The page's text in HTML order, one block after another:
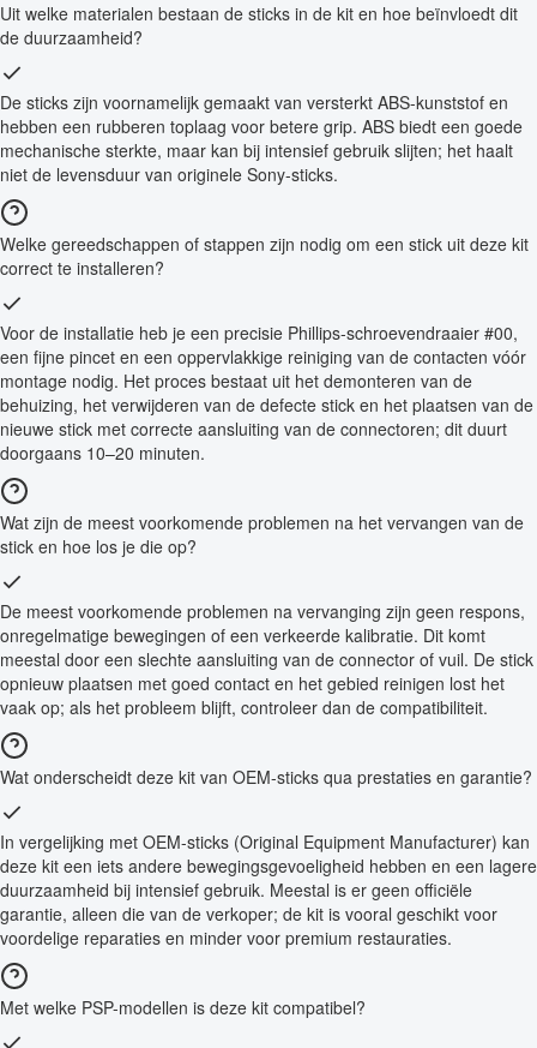
Uit welke materialen bestaan de sticks in de kit en hoe beïnvloedt dit
de duurzaamheid?
De sticks zijn voornamelijk gemaakt van versterkt ABS-kunststof en
hebben een rubberen toplaag voor betere grip. ABS biedt een goede
mechanische sterkte, maar kan bij intensief gebruik slijten; het haalt
niet de levensduur van originele Sony-sticks.
Welke gereedschappen of stappen zijn nodig om een stick uit deze kit
correct te installeren?
Voor de installatie heb je een precisie Phillips-schroevendraaier #00,
een fijne pincet en een oppervlakkige reiniging van de contacten vóór
montage nodig. Het proces bestaat uit het demonteren van de
behuizing, het verwijderen van de defecte stick en het plaatsen van de
nieuwe stick met correcte aansluiting van de connectoren; dit duurt
doorgaans 10–20 minuten.
Wat zijn de meest voorkomende problemen na het vervangen van de
stick en hoe los je die op?
De meest voorkomende problemen na vervanging zijn geen respons,
onregelmatige bewegingen of een verkeerde kalibratie. Dit komt
meestal door een slechte aansluiting van de connector of vuil. De stick
opnieuw plaatsen met goed contact en het gebied reinigen lost het
vaak op; als het probleem blijft, controleer dan de compatibiliteit.
Wat onderscheidt deze kit van OEM-sticks qua prestaties en garantie?
In vergelijking met OEM-sticks (Original Equipment Manufacturer) kan
deze kit een iets andere bewegingsgevoeligheid hebben en een lagere
duurzaamheid bij intensief gebruik. Meestal is er geen officiële
garantie, alleen die van de verkoper; de kit is vooral geschikt voor
voordelige reparaties en minder voor premium restauraties.
Met welke PSP-modellen is deze kit compatibel?